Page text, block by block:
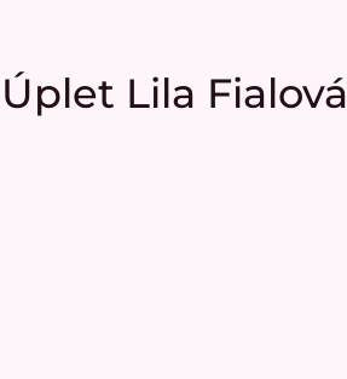
Lila Fialová